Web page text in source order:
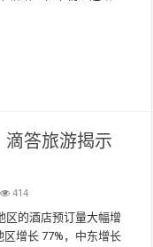
滴答旅游揭示
414
区的酒店预订量大幅增
增长 77%，中东增长